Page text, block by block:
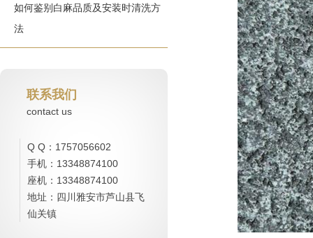
如何鉴别白麻品质及安装时清洗方
法
联系我们
contact us
Q Q：1757056602
手机：13348874100
座机：13348874100
地址：四川雅安市芦山县飞
仙关镇